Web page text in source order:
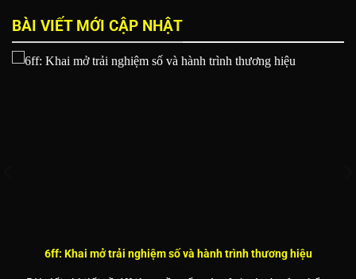
BÀI VIẾT MỚI CẬP NHẬT
6ff: Khai mở trải nghiệm số và hành trình thương hiệu